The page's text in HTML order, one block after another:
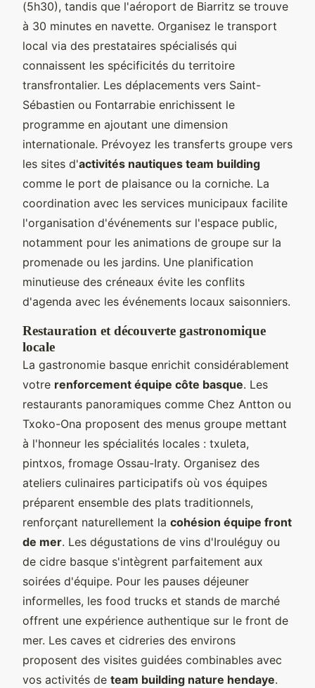
(5h30), tandis que l'aéroport de Biarritz se trouve
à 30 minutes en navette. Organisez le transport
local via des prestataires spécialisés qui
connaissent les spécificités du territoire
transfrontalier. Les déplacements vers Saint-
Sébastien ou Fontarrabie enrichissent le
programme en ajoutant une dimension
internationale. Prévoyez les transferts groupe vers
les sites d'activités nautiques team building
comme le port de plaisance ou la corniche. La
coordination avec les services municipaux facilite
l'organisation d'événements sur l'espace public,
notamment pour les animations de groupe sur la
promenade ou les jardins. Une planification
minutieuse des créneaux évite les conflits
d'agenda avec les événements locaux saisonniers.
Restauration et découverte gastronomique
locale
La gastronomie basque enrichit considérablement
votre renforcement équipe côte basque. Les
restaurants panoramiques comme Chez Antton ou
Txoko-Ona proposent des menus groupe mettant
à l'honneur les spécialités locales : txuleta,
pintxos, fromage Ossau-Iraty. Organisez des
ateliers culinaires participatifs où vos équipes
préparent ensemble des plats traditionnels,
renforçant naturellement la cohésion équipe front
de mer. Les dégustations de vins d'Irouléguy ou
de cidre basque s'intègrent parfaitement aux
soirées d'équipe. Pour les pauses déjeuner
informelles, les food trucks et stands de marché
offrent une expérience authentique sur le front de
mer. Les caves et cidreries des environs
proposent des visites guidées combinables avec
vos activités de team building nature hendaye.